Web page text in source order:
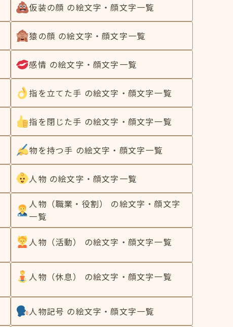
仮装の顔 の絵文字・顔文字一覧
猿の顔 の絵文字・顔文字一覧
感情 の絵文字・顔文字一覧
指を立てた手 の絵文字・顔文字一覧
指を閉じた手 の絵文字・顔文字一覧
物を持つ手 の絵文字・顔文字一覧
人物 の絵文字・顔文字一覧
人物（職業・役割） の絵文字・顔文字
一覧
人物（活動） の絵文字・顔文字一覧
人物（休息） の絵文字・顔文字一覧
人物記号 の絵文字・顔文字一覧